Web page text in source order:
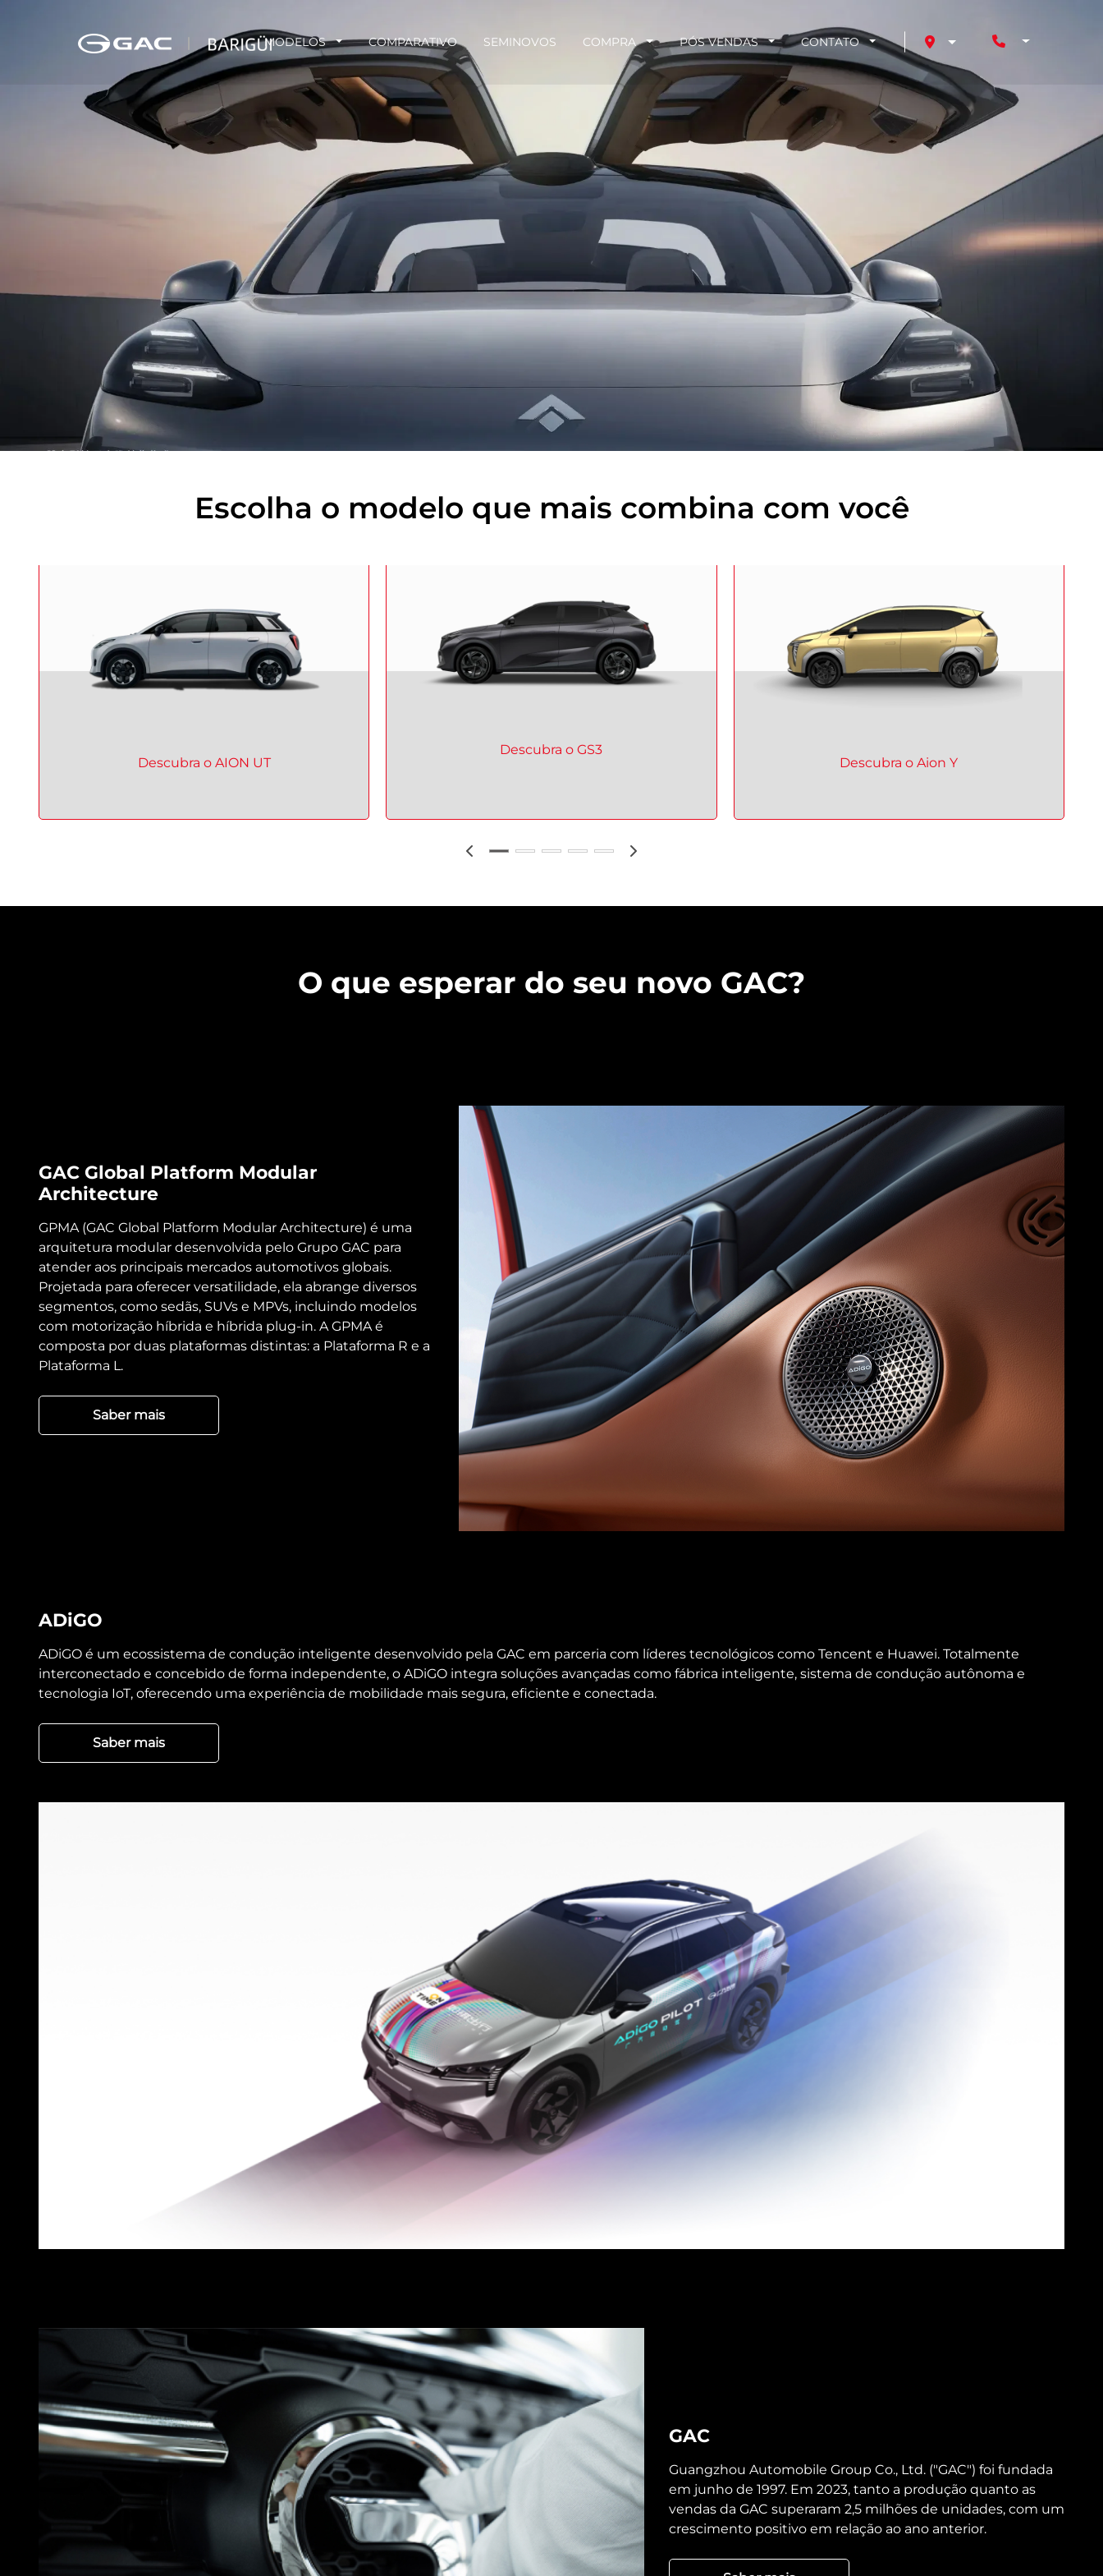
MODELOS COMPARATIVO SEMINOVOS COMPRA PÓS VENDAS CONTATO
Escolha o modelo que mais combina com você
Descubra o AION UT
Descubra o GS3
Descubra o Aion Y
O que esperar do seu novo GAC?
GAC Global Platform Modular
Architecture
GPMA (GAC Global Platform Modular Architecture) é uma
arquitetura modular desenvolvida pelo Grupo GAC para
atender aos principais mercados automotivos globais.
Projetada para oferecer versatilidade, ela abrange diversos
segmentos, como sedãs, SUVs e MPVs, incluindo modelos
com motorização híbrida e híbrida plug-in. A GPMA é
composta por duas plataformas distintas: a Plataforma R e a
Plataforma L.
Saber mais
ADiGO
ADiGO é um ecossistema de condução inteligente desenvolvido pela GAC em parceria com líderes tecnológicos como Tencent e Huawei. Totalmente
interconectado e concebido de forma independente, o ADiGO integra soluções avançadas como fábrica inteligente, sistema de condução autônoma e
tecnologia IoT, oferecendo uma experiência de mobilidade mais segura, eficiente e conectada.
Saber mais
GAC
Guangzhou Automobile Group Co., Ltd. ("GAC") foi fundada
em junho de 1997. Em 2023, tanto a produção quanto as
vendas da GAC superaram 2,5 milhões de unidades, com um
crescimento positivo em relação ao ano anterior.